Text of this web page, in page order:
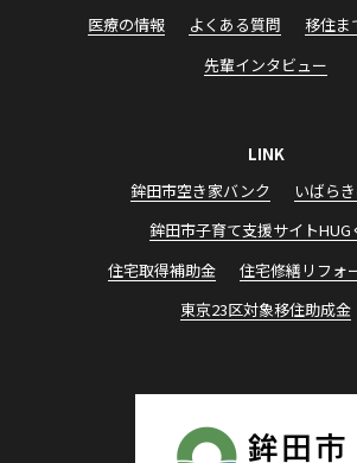
医療の情報
よくある質問
移住ま
先輩インタビュー
LINK
鉾田市空き家バンク
いばら
鉾⽥市⼦育て⽀援サイトHUG
住宅取得補助⾦
住宅修繕リフォ
東京23区対象移住助成⾦